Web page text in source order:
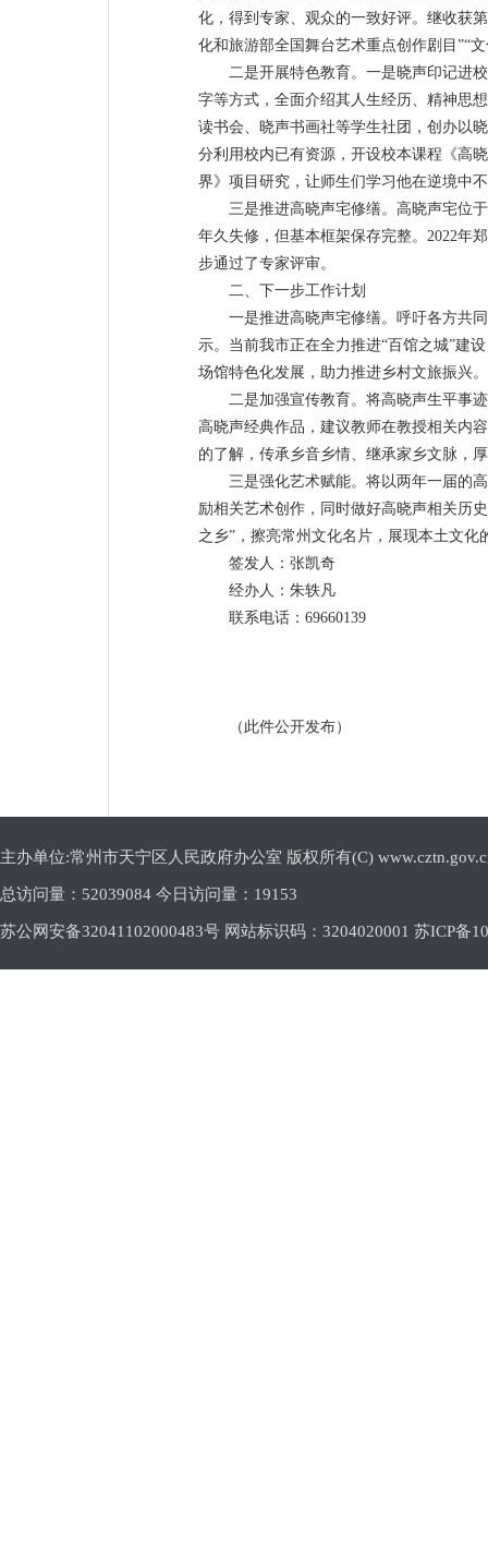
化，得到专家、观众的一致好评。继收获
化和旅游部全国舞台艺术重点创作剧目”“
二是开展特色教育。一是晓声印记进
字等方式，全面介绍其人生经历、精神思
读书会、晓声书画社等学生社团，创办以
分利用校内已有资源，开设校本课程《高
界》项目研究，让师生们学习他在逆境中
三是推进高晓声宅修缮。高晓声宅位
年久失修，但基本框架保存完整。2022年
步通过了专家评审。
二、下一步工作计划
一是推进高晓声宅修缮。呼吁各方共
示。当前我市正在全力推进“百馆之城”建
场馆特色化发展，助力推进乡村文旅振兴。
二是加强宣传教育。将高晓声生平事
高晓声经典作品，建议教师在教授相关内
的了解，传承乡音乡情、继承家乡文脉，
三是强化艺术赋能。将以两年一届的
励相关艺术创作，同时做好高晓声相关历
之乡”，擦亮常州文化名片，展现本土文化
签发人：张凯奇
经办人：朱轶凡
联系电话：69660139
（此件公开发布）
主办单位:常州市天宁区人民政府办公室 版权所有(C)
总访问量： 52039084 今日访问量： 19153
苏公网安备32041102000483号 网站标识码：3204020001 苏ICP备